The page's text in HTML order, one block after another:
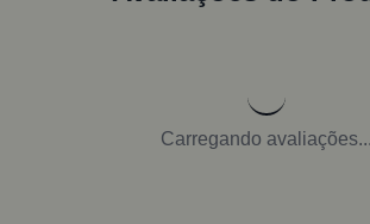
Carregando avaliações...